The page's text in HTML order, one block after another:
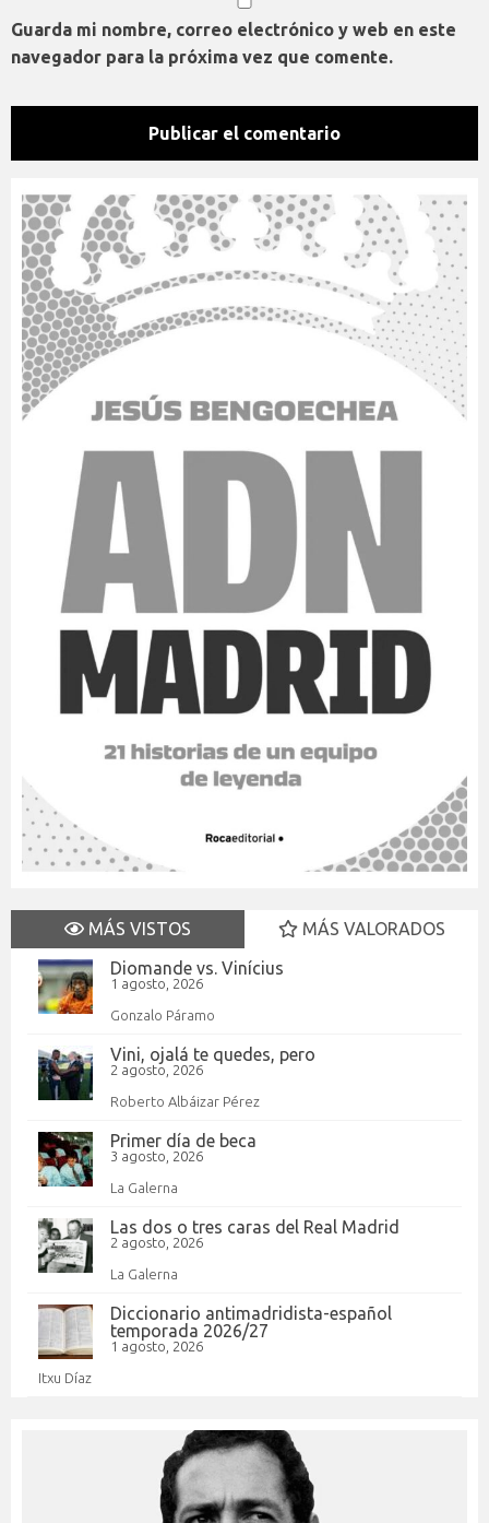
Guarda mi nombre, correo electrónico y web en este
navegador para la próxima vez que comente.
MÁS VISTOS
MÁS VALORADOS
Diomande vs. Vinícius
1 agosto, 2026
Gonzalo Páramo
Vini, ojalá te quedes, pero
2 agosto, 2026
Roberto Albáizar Pérez
Primer día de beca
3 agosto, 2026
La Galerna
Las dos o tres caras del Real Madrid
2 agosto, 2026
La Galerna
Diccionario antimadridista-español
temporada 2026/27
1 agosto, 2026
Itxu Díaz